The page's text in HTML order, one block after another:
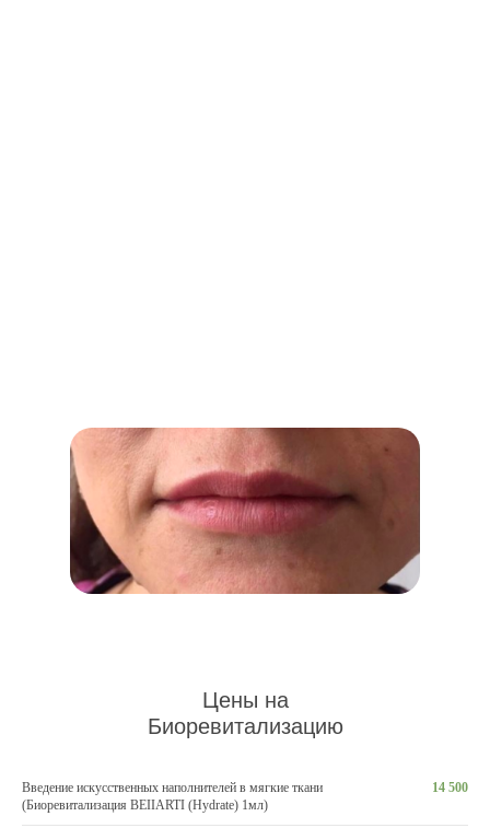
Цены на
Биоревитализацию
Введение искусственных наполнителей в мягкие ткани
(Биоревитализация BEIIARTI (Hydrate) 1мл)
14 500